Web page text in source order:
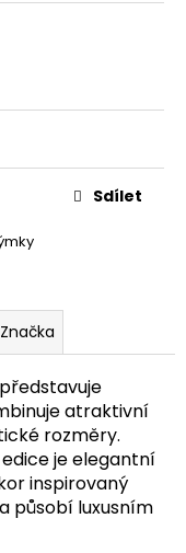
Sdílet
Značka
představuje
atraktivní
rozměry.
je elegantní
inspirovaný
působí luxusním